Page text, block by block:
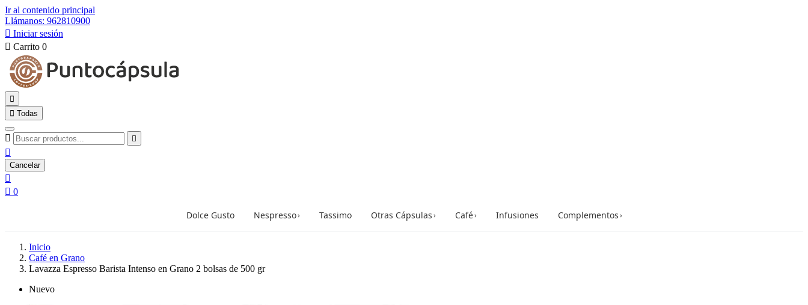
Ir al contenido principal
Llámanos: 962810900
 Iniciar sesión
 Carrito 0

 Todas
 

Cancelar

 0
Dolce Gusto Nespresso› Tassimo Otras Cápsulas› Café› Infusiones Complementos›
Inicio
Café en Grano
Lavazza Espresso Barista Intenso en Grano 2 bolsas de 500 gr
Nuevo